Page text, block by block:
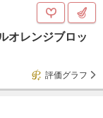
オレンジブロッ
評価グラフ